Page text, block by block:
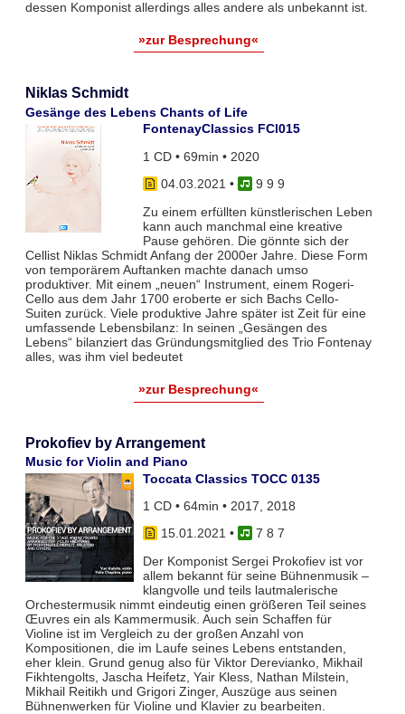
dessen Komponist allerdings alles andere als unbekannt ist.
»zur Besprechung«
Niklas Schmidt
Gesänge des Lebens Chants of Life
FontenayClassics FCl015
1 CD • 69min • 2020
04.03.2021 •
9 9 9
Zu einem erfüllten künstlerischen Leben
kann auch manchmal eine kreative
Pause gehören. Die gönnte sich der
Cellist Niklas Schmidt Anfang der 2000er Jahre. Diese Form
von temporärem Auftanken machte danach umso
produktiver. Mit einem „neuen“ Instrument, einem Rogeri-
Cello aus dem Jahr 1700 eroberte er sich Bachs Cello-
Suiten zurück. Viele produktive Jahre später ist Zeit für eine
umfassende Lebensbilanz: In seinen „Gesängen des
Lebens“ bilanziert das Gründungsmitglied des Trio Fontenay
alles, was ihm viel bedeutet
»zur Besprechung«
Prokofiev by Arrangement
Music for Violin and Piano
Toccata Classics TOCC 0135
1 CD • 64min • 2017, 2018
15.01.2021 •
7 8 7
Der Komponist Sergei Prokofiev ist vor
allem bekannt für seine Bühnenmusik –
klangvolle und teils lautmalerische
Orchestermusik nimmt eindeutig einen größeren Teil seines
Œuvres ein als Kammermusik. Auch sein Schaffen für
Violine ist im Vergleich zu der großen Anzahl von
Kompositionen, die im Laufe seines Lebens entstanden,
eher klein. Grund genug also für Viktor Derevianko, Mikhail
Fikhtengolts, Jascha Heifetz, Yair Kless, Nathan Milstein,
Mikhail Reitikh und Grigori Zinger, Auszüge aus seinen
Bühnenwerken für Violine und Klavier zu bearbeiten.